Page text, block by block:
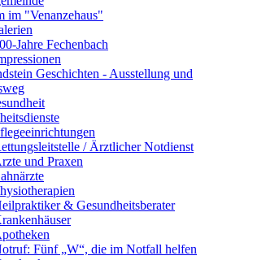
im "Venanzehaus"
Jahre Fechenbach
Geschichten - Ausstellung und
/ Ärztlicher Notdienst
und Praxen
& Gesundheitsberater
Fünf „W“, die im Notfall helfen